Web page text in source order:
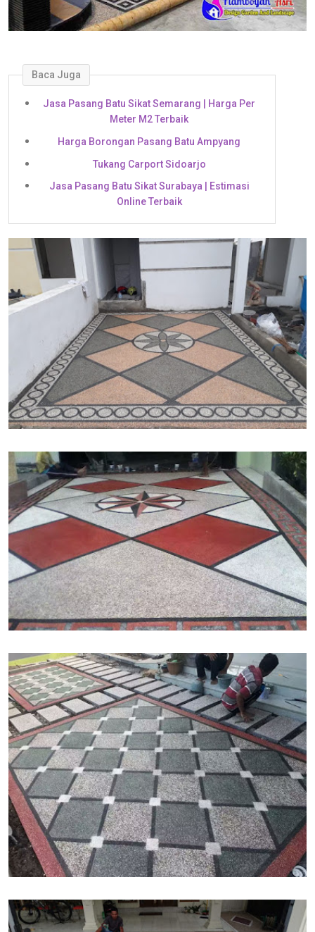
Baca Juga
Jasa Pasang Batu Sikat Semarang | Harga Per
Meter M2 Terbaik
Harga Borongan Pasang Batu Ampyang
Tukang Carport Sidoarjo
Jasa Pasang Batu Sikat Surabaya | Estimasi
Online Terbaik